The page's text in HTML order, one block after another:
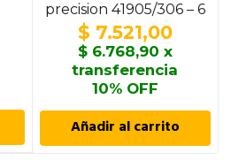
precision 41905/306 – 6
piezas
$ 7.521,00
$6.768,90 x
transferencia
10% OFF
Añadir al carrito